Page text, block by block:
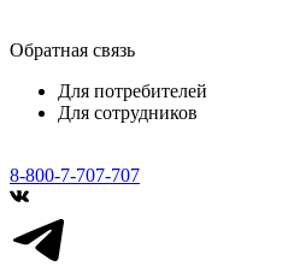
Обратная связь
Для потребителей
Для сотрудников
8-800-7-707-707